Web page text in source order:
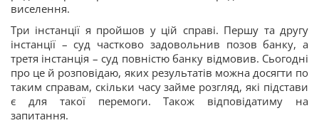
виселення.
Три інстанції я пройшов у цій справі. Першу та другу
інстанції – суд частково задовольнив позов банку, а
третя інстанція – суд повністю банку відмовив. Сьогодні
про це й розповідаю, яких результатів можна досягти по
таким справам, скільки часу займе розгляд, які підстави
є для такої перемоги. Також відповідатиму на
запитання.